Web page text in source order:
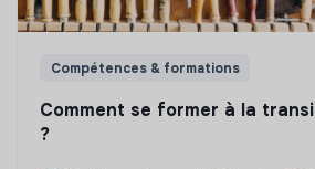
Compétences & formations
Comment se former à la
?